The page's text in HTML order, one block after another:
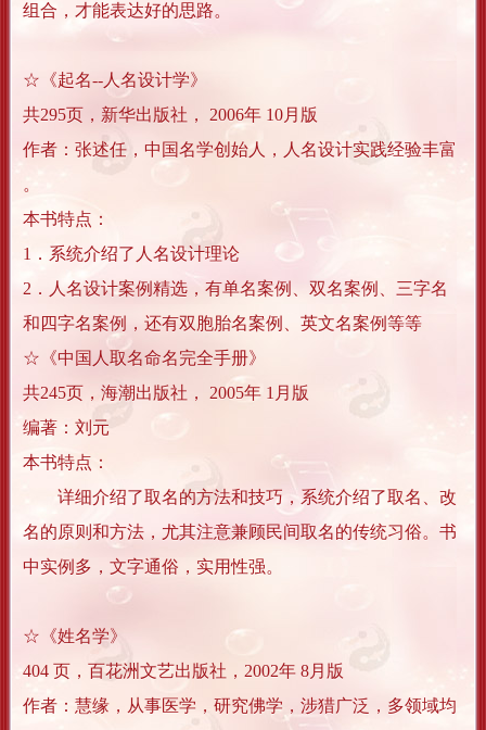
组合，才能表达好的思路。
☆《起名--人名设计学》
共295页，新华出版社， 2006年 10月版
作者：张述任，中国名学创始人，人名设计实践经验丰富
。
本书特点：
1．系统介绍了人名设计理论
2．人名设计案例精选，有单名案例、双名案例、三字名
和四字名案例，还有双胞胎名案例、英文名案例等等
☆《中国人取名命名完全手册》
共245页，海潮出版社， 2005年 1月版
编著：刘元
本书特点：
详细介绍了取名的方法和技巧，系统介绍了取名、改
名的原则和方法，尤其注意兼顾民间取名的传统习俗。书
中实例多，文字通俗，实用性强。
☆《姓名学》
404 页，百花洲文艺出版社，2002年 8月版
作者：慧缘，从事医学，研究佛学，涉猎广泛，多领域均